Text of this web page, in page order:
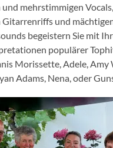
mehrstimmigen
Gitarrenriffs und
begeistern Sie mit
populärer
Morissette, Adele, Amy
Adams, Nena, oder